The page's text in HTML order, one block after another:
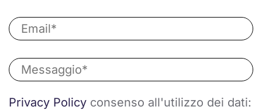
Privacy Policy consenso all'utilizzo dei dati: